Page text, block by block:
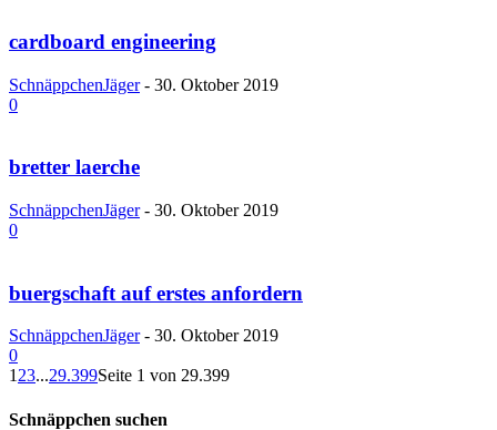
cardboard engineering
SchnäppchenJäger - 30. Oktober 2019
0
bretter laerche
SchnäppchenJäger - 30. Oktober 2019
0
buergschaft auf erstes anfordern
SchnäppchenJäger - 30. Oktober 2019
0
123...29.399Seite 1 von 29.399
Schnäppchen suchen